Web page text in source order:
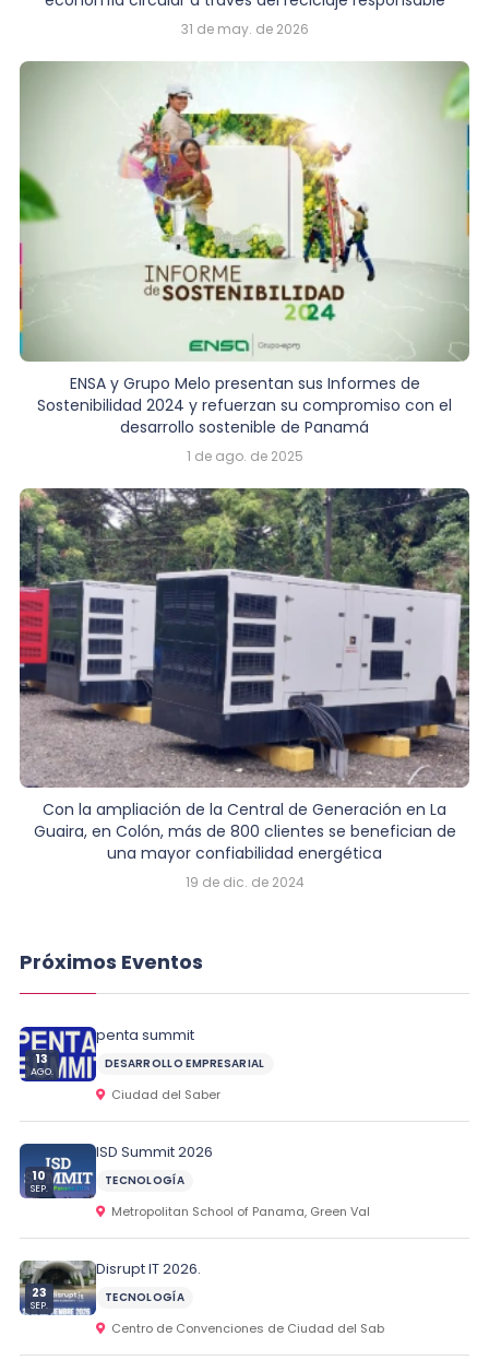
31 de may. de 2026
ENSA y Grupo Melo presentan sus Informes de
Sostenibilidad 2024 y refuerzan su compromiso con el
desarrollo sostenible de Panamá
1 de ago. de 2025
Con la ampliación de la Central de Generación en La
Guaira, en Colón, más de 800 clientes se benefician de
una mayor confiabilidad energética
19 de dic. de 2024
Próximos Eventos
13
AGO.
penta summit
DESARROLLO EMPRESARIAL
Ciudad del Saber
10
SEP.
ISD Summit 2026
TECNOLOGÍA
Metropolitan School of Panama, Green Val
23
SEP.
Disrupt IT 2026.
TECNOLOGÍA
Centro de Convenciones de Ciudad del Sab